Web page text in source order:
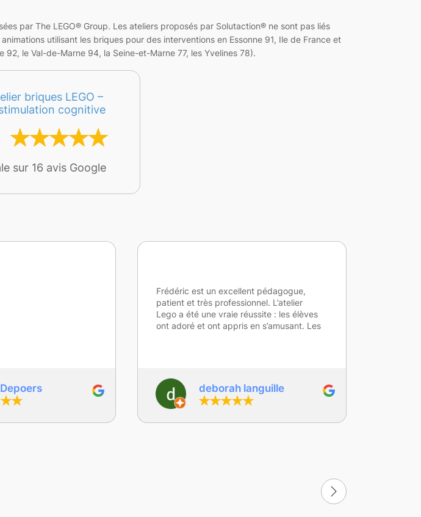
par The LEGO® Group. Les ateliers proposés par Solutaction® ne sont pas liés
utilisant les briques pour des interventions en Essonne 91, Ile de France et
le Val-de-Marne 94, la Seine-et-Marne 77, les Yvelines 78).
briques LEGO –
cognitive
sur 16 avis Google
languille
évolutive et
élèves, avec une
de la
jalila saafi
Mes élèves ont beaucoup apprecié les
différentes activités proposées et ont été
très investis .